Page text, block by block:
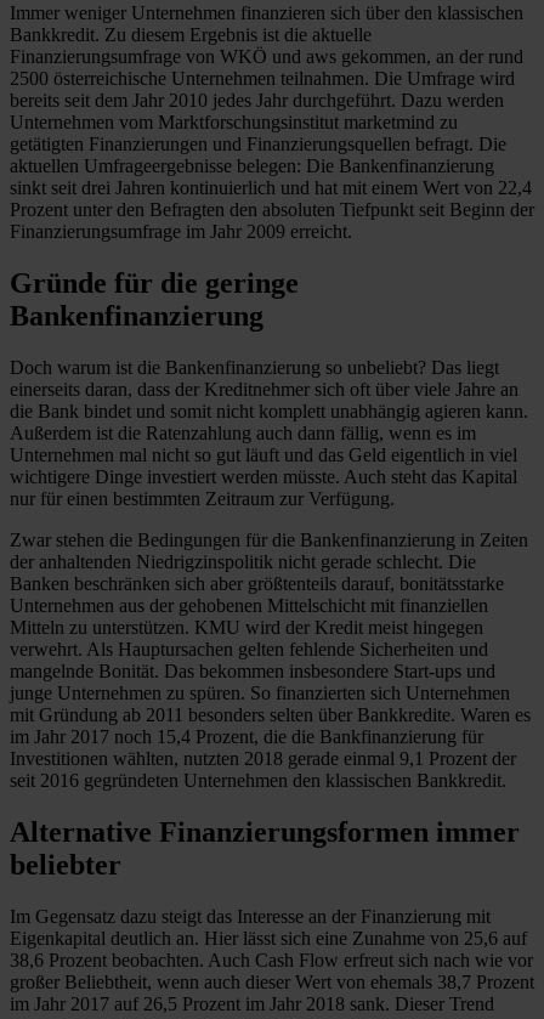
Immer weniger Unternehmen finanzieren sich über den klassischen
Bankkredit. Zu diesem Ergebnis ist die aktuelle
Finanzierungsumfrage von WKÖ und aws gekommen, an der rund
2500 österreichische Unternehmen teilnahmen. Die Umfrage wird
bereits seit dem Jahr 2010 jedes Jahr durchgeführt. Dazu werden
Unternehmen vom Marktforschungsinstitut marketmind zu
getätigten Finanzierungen und Finanzierungsquellen befragt. Die
aktuellen Umfrageergebnisse belegen: Die Bankenfinanzierung
sinkt seit drei Jahren kontinuierlich und hat mit einem Wert von 22,4
Prozent unter den Befragten den absoluten Tiefpunkt seit Beginn der
Finanzierungsumfrage im Jahr 2009 erreicht.
Gründe für die geringe
Bankenfinanzierung
Doch warum ist die Bankenfinanzierung so unbeliebt? Das liegt
einerseits daran, dass der Kreditnehmer sich oft über viele Jahre an
die Bank bindet und somit nicht komplett unabhängig agieren kann.
Außerdem ist die Ratenzahlung auch dann fällig, wenn es im
Unternehmen mal nicht so gut läuft und das Geld eigentlich in viel
wichtigere Dinge investiert werden müsste. Auch steht das Kapital
nur für einen bestimmten Zeitraum zur Verfügung.
Zwar stehen die Bedingungen für die Bankenfinanzierung in Zeiten
der anhaltenden Niedrigzinspolitik nicht gerade schlecht. Die
Banken beschränken sich aber größtenteils darauf, bonitätsstarke
Unternehmen aus der gehobenen Mittelschicht mit finanziellen
Mitteln zu unterstützen. KMU wird der Kredit meist hingegen
verwehrt. Als Hauptursachen gelten fehlende Sicherheiten und
mangelnde Bonität. Das bekommen insbesondere Start-ups und
junge Unternehmen zu spüren. So finanzierten sich Unternehmen
mit Gründung ab 2011 besonders selten über Bankkredite. Waren es
im Jahr 2017 noch 15,4 Prozent, die die Bankfinanzierung für
Investitionen wählten, nutzten 2018 gerade einmal 9,1 Prozent der
seit 2016 gegründeten Unternehmen den klassischen Bankkredit.
Alternative Finanzierungsformen immer
beliebter
Im Gegensatz dazu steigt das Interesse an der Finanzierung mit
Eigenkapital deutlich an. Hier lässt sich eine Zunahme von 25,6 auf
38,6 Prozent beobachten. Auch Cash Flow erfreut sich nach wie vor
großer Beliebtheit, wenn auch dieser Wert von ehemals 38,7 Prozent
im Jahr 2017 auf 26,5 Prozent im Jahr 2018 sank. Dieser Trend